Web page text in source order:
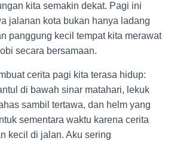
kita semakin dekat. Pagi ini
jalanan kota bukan hanya ladang
panggung kecil tempat kita merawat
secara bersamaan.
cerita pagi kita terasa hidup:
di bawah sinar matahari, lekuk
sambil tertawa, dan helm yang
sementara waktu karena cerita
kecil di jalan. Aku sering